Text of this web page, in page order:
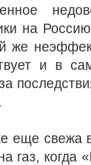
на
же
и в
еще свежа
газ, когда